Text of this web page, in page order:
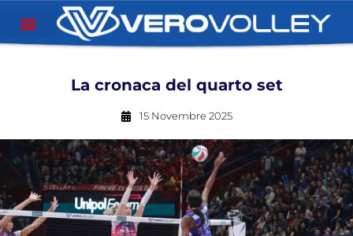
La cronaca del quarto set
15 Novembre 2025